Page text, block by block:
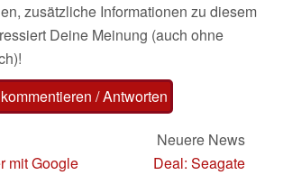
zusätzliche Informationen zu diesem
Deine Meinung (auch ohne
/ Antworten
mit Google
Neuere News
Deal: Seagate